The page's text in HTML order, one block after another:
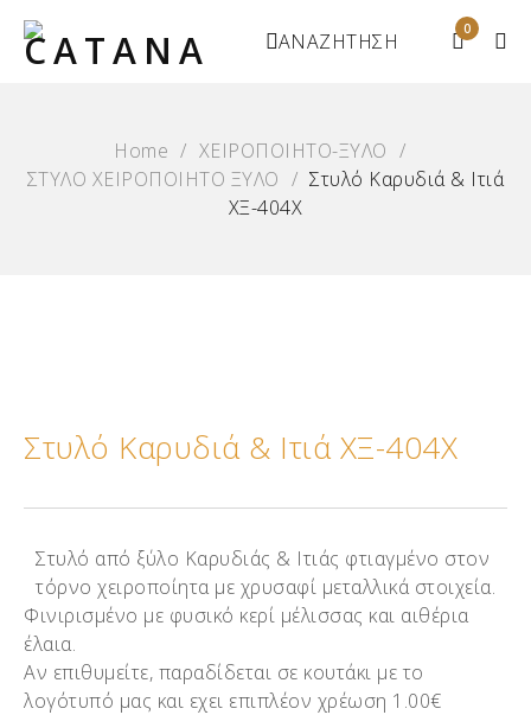
0
ΑΝΑΖΗΤΗΣΗ
Home / ΧΕΙΡΟΠΟΙΗΤΟ-ΞΥΛΟ /
ΣΤΥΛΟ ΧΕΙΡΟΠΟΙΗΤΟ ΞΥΛΟ / Στυλό Καρυδιά & Ιτιά
ΧΞ-404Χ
Στυλό Καρυδιά & Ιτιά ΧΞ-404Χ
Στυλό από ξύλο Καρυδιάς & Ιτιάς φτιαγμένο στον
τόρνο χειροποίητα με χρυσαφί μεταλλικά στοιχεία.
Φινιρισμένο με φυσικό κερί μέλισσας και αιθέρια
έλαια.
Αν επιθυμείτε, παραδίδεται σε κουτάκι με το
λογότυπό μας και εχει επιπλέον χρέωση 1.00€